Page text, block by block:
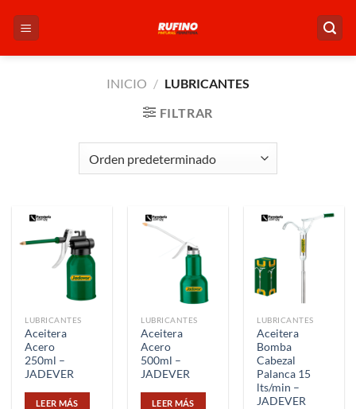
INICIO / LUBRICANTES
FILTRAR
LUBRICANTES
Aceitera
Acero
250ml –
JADEVER
LEER MÁS
LUBRICANTES
Aceitera
Acero
500ml –
JADEVER
LEER MÁS
LUBRICANTES
Aceitera
Bomba
Cabezal
Palanca 15
lts/min –
JADEVER